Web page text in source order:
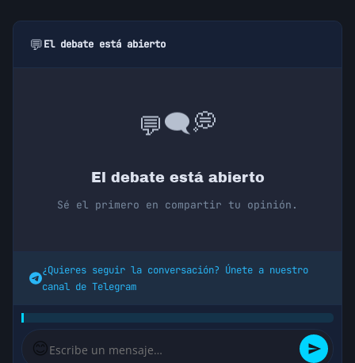
💬El debate está abierto
💬🗨️💭
El debate está abierto
Sé el primero en compartir tu opinión.
¿Quieres seguir la conversación? Únete a nuestro
canal de Telegram
😊